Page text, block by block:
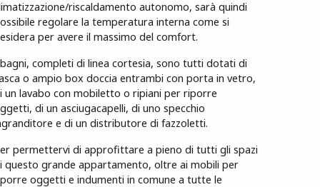
riscaldamento autonomo, sarà quindi
regolare la temperatura interna come si
per avere il massimo del comfort.
completi di linea cortesia, sono tutti dotati di
o ampio box doccia entrambi con porta in vetro,
un lavabo con mobiletto o ripiani per riporre
di un asciugacapelli, di uno specchio
e di un distributore di fazzoletti.
permettervi di approfittare a pieno di tutti gli spazi
questo grande appartamento, oltre ai mobili per
oggetti e indumenti in comune a tutte le